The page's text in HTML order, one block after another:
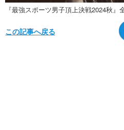
『最強スポーツ男子頂上決戦2024秋』
この記事へ戻る